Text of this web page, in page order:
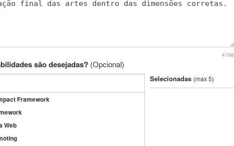
4798
são desejadas? (Opcional)
Framework
Web
Selecionadas (max 5)